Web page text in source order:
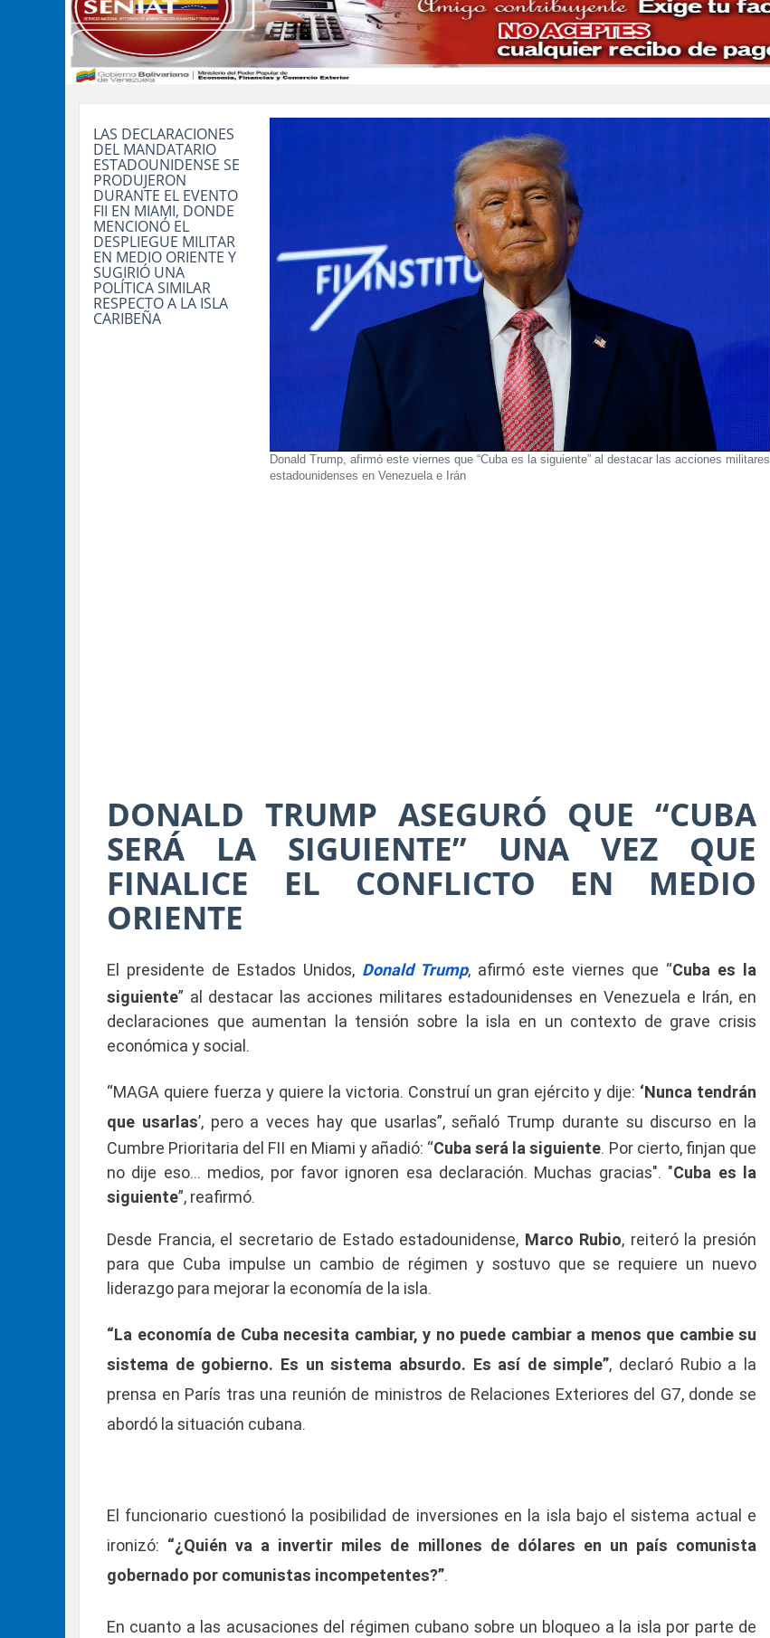
Donald Trump, afirmó este viernes que “Cuba es la siguiente” al destacar las acciones militares
estadounidenses en Venezuela e Irán
LAS DECLARACIONES
DEL MANDATARIO
ESTADOUNIDENSE SE
PRODUJERON
DURANTE EL EVENTO
FII EN MIAMI, DONDE
MENCIONÓ EL
DESPLIEGUE MILITAR
EN MEDIO ORIENTE Y
SUGIRIÓ UNA
POLÍTICA SIMILAR
RESPECTO A LA ISLA
CARIBEÑA
DONALD TRUMP ASEGURÓ QUE “CUBA
SERÁ LA SIGUIENTE” UNA VEZ QUE
FINALICE EL CONFLICTO EN MEDIO
ORIENTE
El presidente de Estados Unidos, Donald Trump, afirmó este viernes que “Cuba es la
siguiente” al destacar las acciones militares estadounidenses en Venezuela e Irán, en
declaraciones que aumentan la tensión sobre la isla en un contexto de grave crisis
económica y social.
“MAGA quiere fuerza y ​​quiere la victoria. Construí un gran ejército y dije: ‘Nunca tendrán
que usarlas’, pero a veces hay que usarlas”, señaló Trump durante su discurso en la
Cumbre Prioritaria del FII en Miami y añadió: “Cuba será la siguiente. Por cierto, finjan que
no dije eso… medios, por favor ignoren esa declaración. Muchas gracias". "Cuba es la
siguiente”, reafirmó.
Desde Francia, el secretario de Estado estadounidense, Marco Rubio, reiteró la presión
para que Cuba impulse un cambio de régimen y sostuvo que se requiere un nuevo
liderazgo para mejorar la economía de la isla.
“La economía de Cuba necesita cambiar, y no puede cambiar a menos que cambie su
sistema de gobierno. Es un sistema absurdo. Es así de simple”, declaró Rubio a la
prensa en París tras una reunión de ministros de Relaciones Exteriores del G7, donde se
abordó la situación cubana.
El funcionario cuestionó la posibilidad de inversiones en la isla bajo el sistema actual e
ironizó: “¿Quién va a invertir miles de millones de dólares en un país comunista
gobernado por comunistas incompetentes?”.
En cuanto a las acusaciones del régimen cubano sobre un bloqueo a la isla por parte de